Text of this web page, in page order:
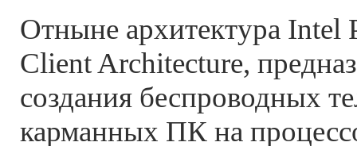
Отныне архитектура Intel
Client Architecture,
создания беспроводных
карманных ПК на